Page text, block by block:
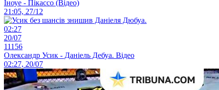
Іноуе - Пікассо (Відео)
21:05, 27/12
02:27
20/07
11156
Олександр Усик - Даніель Дебуа. Відео
02:27, 20/07